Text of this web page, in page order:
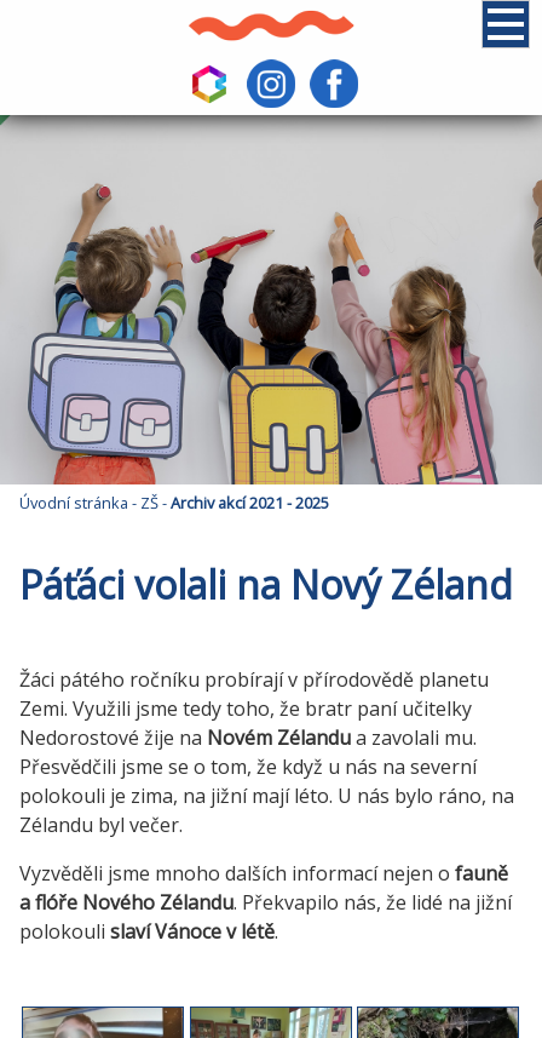
Úvodní stránka - ZŠ-Archiv akcí 2021 - 2025
Páťáci volali na Nový Zéland
Žáci pátého ročníku probírají v přírodovědě planetu
Zemi. Využili jsme tedy toho, že bratr paní učitelky
Nedorostové žije na Novém Zélandua zavolali mu.
Přesvědčili jsme se o tom, že když u nás na severní
polokouli je zima, na jižní mají léto. U nás bylo ráno, na
Zélandu byl večer.
Vyzvěděli jsme mnoho dalších informací nejen o fauně
a flóře Nového Zélandu. Překvapilo nás, že lidé na jižní
polokouli slaví Vánoce v létě.